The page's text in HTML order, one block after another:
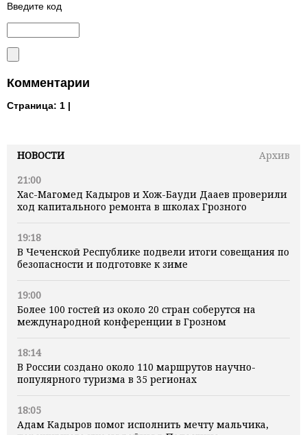
НОВОСТИ
Архив
21:00
Хас-Магомед Кадыров и Хож-Бауди Дааев проверили
ход капитального ремонта в школах Грозного
19:18
В Чеченской Республике подвели итоги совещания по
безопасности и подготовке к зиме
19:00
Более 100 гостей из около 20 стран соберутся на
международной конференции в Грозном
18:14
В России создано около 110 маршрутов научно-
популярного туризма в 35 регионах
18:05
Адам Кадыров помог исполнить мечту мальчика,
Введите код
Комментарии
Страница: 1 |